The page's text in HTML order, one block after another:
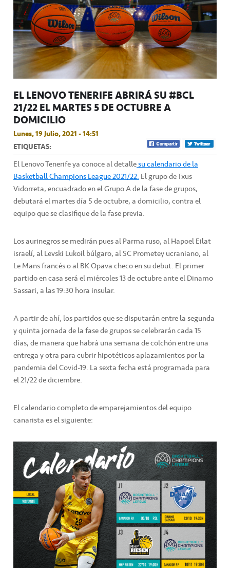
EL LENOVO TENERIFE ABRIRÁ SU #BCL
21/22 EL MARTES 5 DE OCTUBRE A
DOMICILIO
Lunes, 19 Julio, 2021 - 14:51
ETIQUETAS:
El Lenovo Tenerife ya conoce al detallesu calendario de la
Basketball Champions League 2021/22.El grupo de Txus
Vidorreta, encuadrado en el Grupo A de la fase de grupos,
debutará el martes día 5 de octubre, a domicilio, contra el
equipo que se clasifique de la fase previa.
Los aurinegros se medirán pues al Parma ruso, al Hapoel Eilat
israelí, al Levski Lukoil búlgaro, al SC Prometey ucraniano, al
Le Mans francés o al BK Opava checo en su debut. El primer
partido en casa será el miércoles 13 de octubre ante el Dinamo
Sassari, a las 19:30 hora insular.
A partir de ahí, los partidos que se disputarán entre la segunda
y quinta jornada de la fase de grupos se celebrarán cada 15
días, de manera que habrá una semana de colchón entre una
entrega y otra para cubrir hipotéticos aplazamientos por la
pandemia del Covid-19. La sexta fecha está programada para
el 21/22 de diciembre.
El calendario completo de emparejamientos del equipo
canarista es el siguiente: